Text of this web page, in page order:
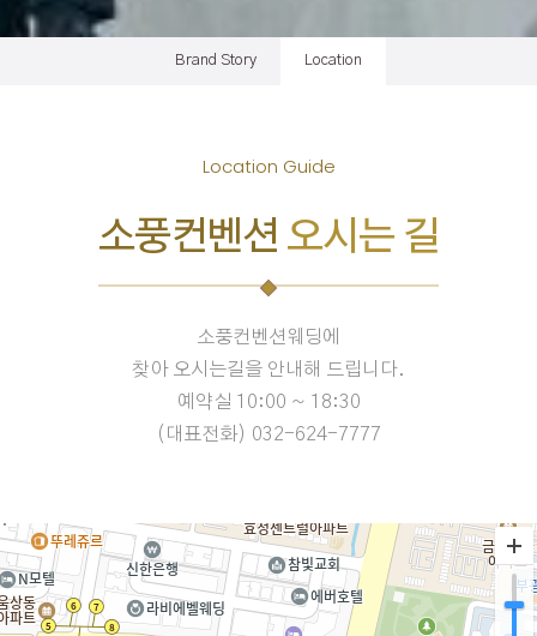
Brand Story Location
Location Guide
소풍컨벤션오시는 길
소풍컨벤션웨딩에
찾아 오시는길을 안내해 드립니다.
예약실 10:00 ~ 18:30
(대표전화) 032-624-7777